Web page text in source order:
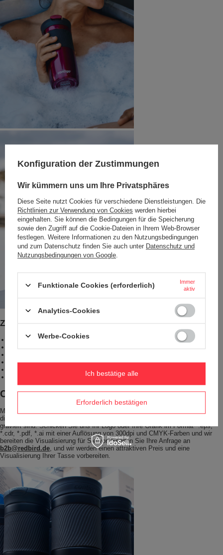
Zusätzliche Vorteile des Modells Contigo Byron
Problemlose Einhandbedienung.
Einteiliger Deckel ohne lose Teile, die verloren gehen können.
Der Deckel ist spülmaschinenfest.
BPA-frei - in Übereinstimmung mit der geltenden Gesetzgebung.
Contigo mit deinem Print
Möchten Sie Ihre Marke von der Masse abheben? Entscheiden Sie sich für
die kultigen Contigo-Produkte, die mit Ihrem Firmenlogo bedruckt oder
graviert sind. Schicken Sie uns Ihr Logo oder Ihre Grafik im Format *.eps,
*.cdr, *.pdf, *.ai mit einer Auflösung von 300dpi und CMYK-Farben und wir
bereiten die Visualisierung für Sie vor. Senden Sie Ihre Anfrage an
b2b@redbird.de , und wir werden einen attraktiven Preis und eine
Visualisierung Ihrer Tasse vorbereiten.
Konfiguration der Zustimmungen
Wir kümmern uns um Ihre Privatsphäres
Diese Seite nutzt Cookies für verschiedene Dienstleistungen. Die
Richtlinien zur Verwendung von Cookies werden hierbei
eingehalten. Sie können die Bedingungen für die Speicherung
sowie den Zugriff auf die Cookie-Dateien in Ihrem Web-Browser
festlegen. Weitere Informationen zu den Nutzungsbedingungen
und zum Datenschutz finden Sie auch unter Datenschutz und
Nutzungsbedingungen von Google
Funktionale Cookies (erforderlich)
Immer
aktiv
Analytics-Cookies
Werbe-Cookies
Erforderlich bestätigen
Ich bestätige alle